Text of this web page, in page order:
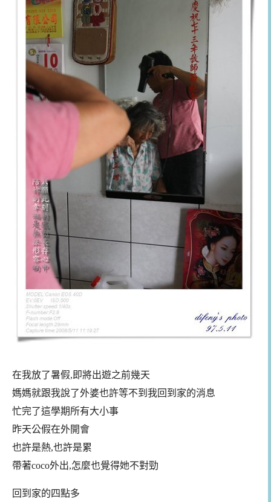
在我放了暑假,即將出遊之前幾天
媽媽就跟我說了外婆也許等不到我回到家的消息
忙完了這學期所有大小事
昨天公假在外開會
也許是熱,也許是累
帶著coco外出,怎麼也覺得她不對勁
回到家的四點多